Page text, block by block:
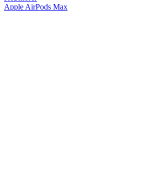
Apple AirPods Max